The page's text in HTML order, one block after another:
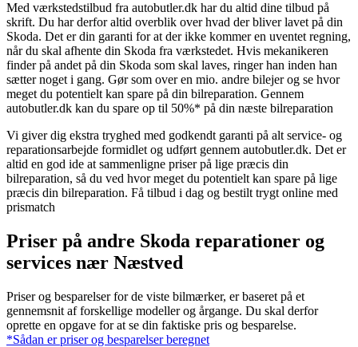
Med værkstedstilbud fra autobutler.dk har du altid dine tilbud på
skrift. Du har derfor altid overblik over hvad der bliver lavet på din
Skoda. Det er din garanti for at der ikke kommer en uventet regning,
når du skal afhente din Skoda fra værkstedet. Hvis mekanikeren
finder på andet på din Skoda som skal laves, ringer han inden han
sætter noget i gang. Gør som over en mio. andre bilejer og se hvor
meget du potentielt kan spare på din bilreparation. Gennem
autobutler.dk kan du spare op til 50%* på din næste bilreparation
Vi giver dig ekstra tryghed med godkendt garanti på alt service- og
reparationsarbejde formidlet og udført gennem autobutler.dk. Det er
altid en god ide at sammenligne priser på lige præcis din
bilreparation, så du ved hvor meget du potentielt kan spare på lige
præcis din bilreparation. Få tilbud i dag og bestilt trygt online med
prismatch
Priser på andre Skoda reparationer og
services nær Næstved
Priser og besparelser for de viste bilmærker, er baseret på et
gennemsnit af forskellige modeller og årgange. Du skal derfor
oprette en opgave for at se din faktiske pris og besparelse.
*Sådan er priser og besparelser beregnet